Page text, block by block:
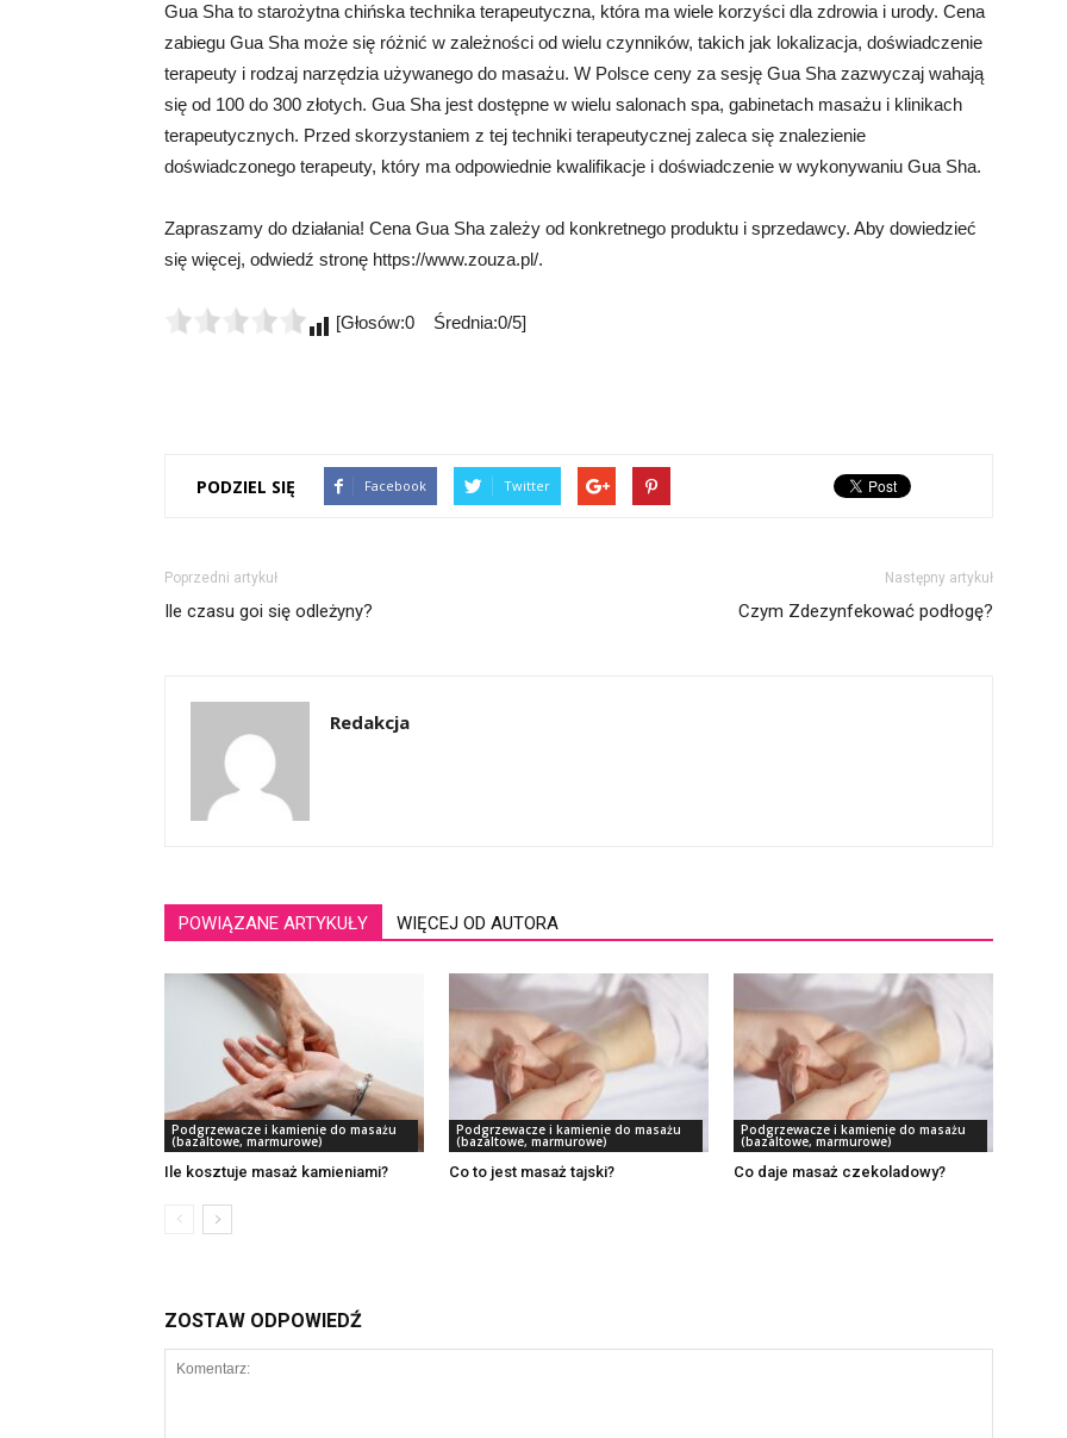
Gua Sha to starożytna chińska technika terapeutyczna, która ma wiele korzyści dla zdrowia i urody. Cena
zabiegu Gua Sha może się różnić w zależności od wielu czynników, takich jak lokalizacja, doświadczenie
terapeuty i rodzaj narzędzia używanego do masażu. W Polsce ceny za sesję Gua Sha zazwyczaj wahają
się od 100 do 300 złotych. Gua Sha jest dostępne w wielu salonach spa, gabinetach masażu i klinikach
terapeutycznych. Przed skorzystaniem z tej techniki terapeutycznej zaleca się znalezienie
doświadczonego terapeuty, który ma odpowiednie kwalifikacje i doświadczenie w wykonywaniu Gua Sha.
Zapraszamy do działania! Cena Gua Sha zależy od konkretnego produktu i sprzedawcy. Aby dowiedzieć
się więcej, odwiedź stronę https://www.zouza.pl/.
[Głosów:0 Średnia:0/5]
PODZIEL SIĘ Facebook Twitter
Poprzedni artykuł
Ile czasu goi się odleżyny?
Następny artykuł
Czym Zdezynfekować podłogę?
Redakcja
POWIĄZANE ARTYKUŁY WIĘCEJ OD AUTORA
Podgrzewacze i kamienie do masażu
(bazaltowe, marmurowe)
Ile kosztuje masaż kamieniami?
Podgrzewacze i kamienie do masażu
(bazaltowe, marmurowe)
Co to jest masaż tajski?
Podgrzewacze i kamienie do masażu
(bazaltowe, marmurowe)
Co daje masaż czekoladowy?
ZOSTAW ODPOWIEDŹ